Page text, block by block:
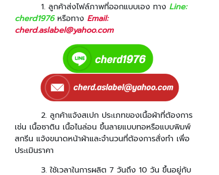
1. ลูกค้าส่งไฟล์ภาพที่ออกแบบเอง ทาง Line:
cherd1976 หรือทาง Email:
cherd.aslabel@yahoo.com
2. ลูกค้าแจ้งสเปก ประเภทของเนื้อผ้าที่ต้องการ
เช่น เนื้อซาติน เนื้อไนล่อน ขึ้นลายแบบทอหรือแบบพิมพ์
สกรีน แจ้งขนาดหน้าผ้าและจำนวนที่ต้องการสั่งทำ เพื่อ
ประเมินราคา
3. ใช้เวลาในการผลิต 7 วันถึง 10 วัน ขึ้นอยู่กับ